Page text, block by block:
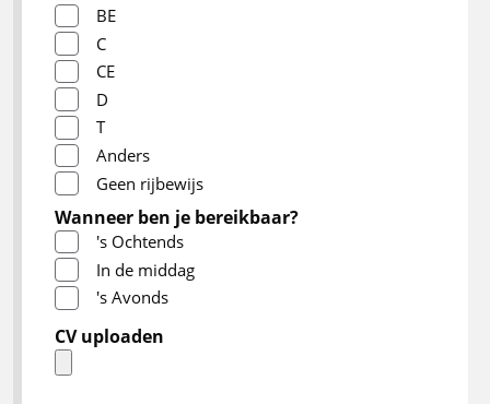
BE
C
CE
D
T
Anders
Geen rijbewijs
Wanneer ben je bereikbaar?
's Ochtends
In de middag
's Avonds
CV uploaden